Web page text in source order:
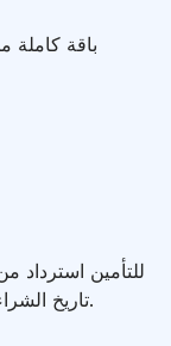
باقة كاملة
تاريخ الشراء إذا لم يتم تفعيل الوثيقة. لا توجد أسئلة أخرى.